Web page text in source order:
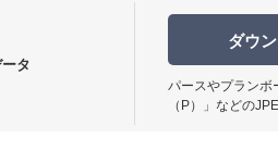
タ
ダウ
パースやプランボ
（P）」などの